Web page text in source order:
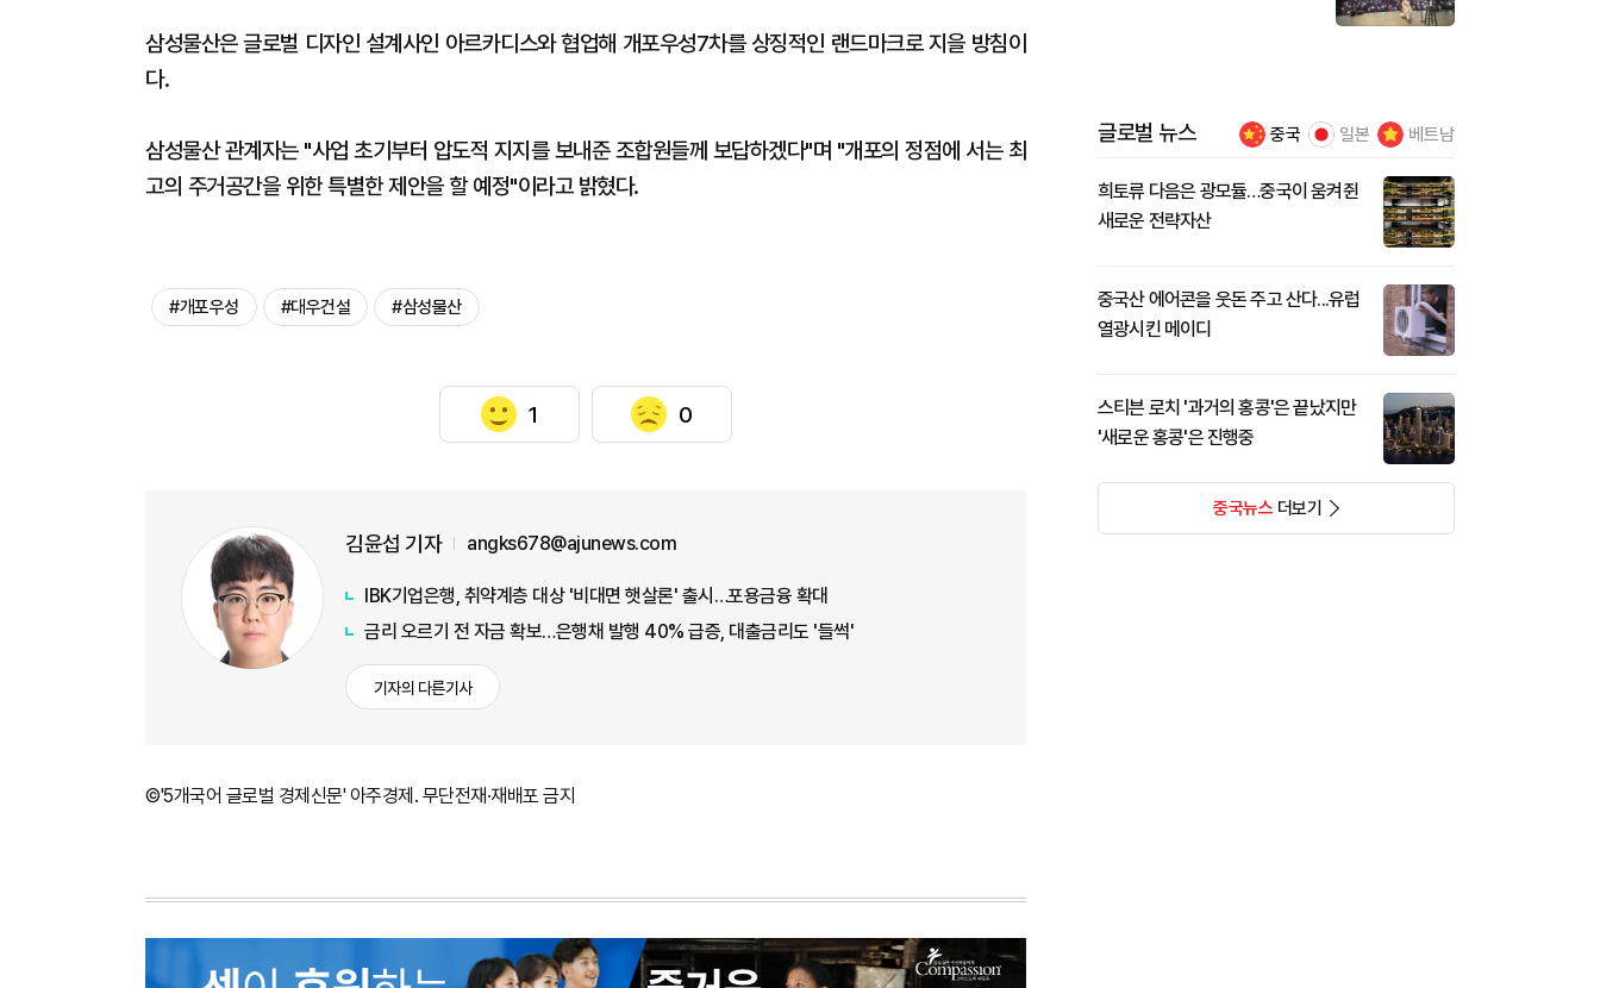
삼성물산은 글로벌 디자인 설계사인 아르카디스와 협업해 개포우성7차를 상징적인 랜드마크로 지을 방침이
다.
삼성물산 관계자는 "사업 초기부터 압도적 지지를 보내준 조합원들께 보답하겠다"며 "개포의 정점에 서는 최
고의 주거공간을 위한 특별한 제안을 할 예정"이라고 밝혔다.
#개포우성 #대우건설 #삼성물산
1 0
김윤섭 기자 angks678@ajunews.com
IBK기업은행, 취약계층 대상 '비대면 햇살론' 출시…포용금융 확대
금리 오르기 전 자금 확보…은행채 발행 40% 급증, 대출금리도 '들썩'
기자의 다른기사
©'5개국어 글로벌 경제신문' 아주경제. 무단전재·재배포 금지
글로벌 뉴스 중국 일본 베트남
희토류 다음은 광모듈…중국이 움켜쥔
새로운 전략자산
중국산 에어콘을 웃돈 주고 산다...유럽
열광시킨 메이디
스티븐 로치 '과거의 홍콩'은 끝났지만
'새로운 홍콩'은 진행중
중국뉴스더보기